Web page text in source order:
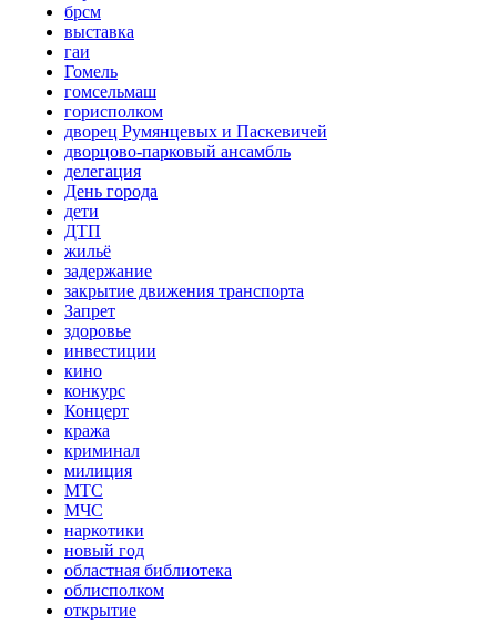
брсм
выставка
гаи
Гомель
гомсельмаш
горисполком
дворец Румянцевых и Паскевичей
дворцово-парковый ансамбль
делегация
День города
дети
ДТП
жильё
задержание
закрытие движения транспорта
Запрет
здоровье
инвестиции
кино
конкурс
Концерт
кража
криминал
милиция
МТС
МЧС
наркотики
новый год
областная библиотека
облисполком
открытие